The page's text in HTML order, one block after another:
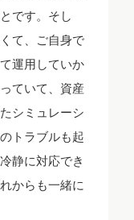
です。そし
て、ご自身で
運用していか
ていて、資産
シミュレーシ
トラブルも起
静に対応でき
からも一緒に